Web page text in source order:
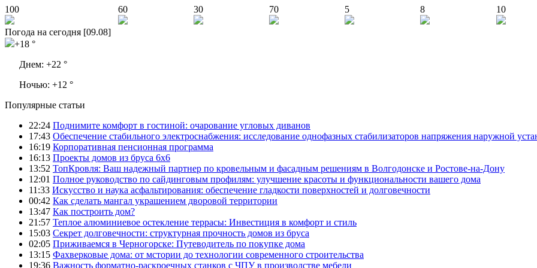
100
60 30 70 5 8 10
Погода на сегодня [09.08]
+18 °
Днем: +22 °
Ночью: +12 °
Популярные статьи
22:24 Поднимите комфорт в гостиной: очарование угловых диванов
17:43 Обеспечение стабильного электроснабжения: исследование однофазных стабилизаторов напряжения наружной
16:19 Корпоративная пенсионная программа
16:13 Проекты домов из бруса 6х6
13:52 ТопКровля: Ваш надежный партнер по кровельным и фасадным решениям в Волгодонске и Ростове-на-Дону
12:01 Полное руководство по сайдинговым профилям: улучшение красоты и функциональности вашего дома
11:33 Искусство и наука асфальтирования: обеспечение гладкости поверхностей и долговечности
00:42 Как сделать мангал украшением дворовой территории
13:47 Как построить дом?
21:57 Теплое алюминиевое остекление террасы: Инвестиция в комфорт и стиль
15:03 Секрет долговечности: структурная прочность домов из бруса
02:05 Приживаемся в Черногорске: Путеводитель по покупке дома
13:15 Фахверковые дома: от мстории до технологии современного строительства
19:36 Важность форматно-раскроечных станков с ЧПУ в производстве мебели